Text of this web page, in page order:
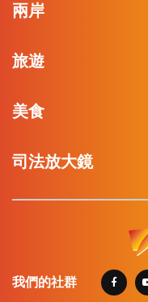
兩岸
旅遊
美食
司法放大鏡
我們的社群